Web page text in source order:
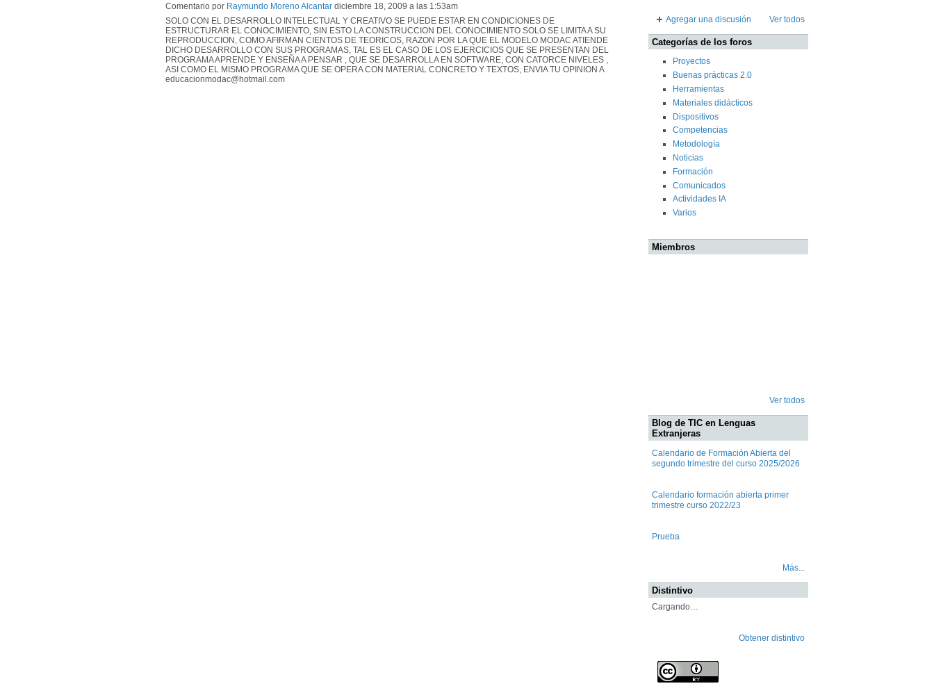
Comentario por Raymundo Moreno Alcantar diciembre 18, 2009 a las 1:53am
SOLO CON EL DESARROLLO INTELECTUAL Y CREATIVO SE PUEDE ESTAR EN CONDICIONES DE
ESTRUCTURAR EL CONOCIMIENTO, SIN ESTO LA CONSTRUCCION DEL CONOCIMIENTO SOLO SE LIMITA A SU
REPRODUCCION, COMO AFIRMAN CIENTOS DE TEORICOS, RAZON POR LA QUE EL MODELO MODAC ATIENDE
DICHO DESARROLLO CON SUS PROGRAMAS, TAL ES EL CASO DE LOS EJERCICIOS QUE SE PRESENTAN DEL
PROGRAMA APRENDE Y ENSEÑA A PENSAR , QUE SE DESARROLLA EN SOFTWARE, CON CATORCE NIVELES ,
ASI COMO EL MISMO PROGRAMA QUE SE OPERA CON MATERIAL CONCRETO Y TEXTOS, ENVIA TU OPINION A
educacionmodac@hotmail.com
Agregar una discusión Ver todos
Categorías de los foros
Proyectos
Buenas prácticas 2.0
Herramientas
Materiales didácticos
Dispositivos
Competencias
Metodología
Noticias
Formación
Comunicados
Actividades IA
Varios
Miembros
Ver todos
Blog de TIC en Lenguas
Extranjeras
Calendario de Formación Abierta del
segundo trimestre del curso 2025/2026
Calendario formación abierta primer
trimestre curso 2022/23
Prueba
Más...
Distintivo
Cargando…
Obtener distintivo